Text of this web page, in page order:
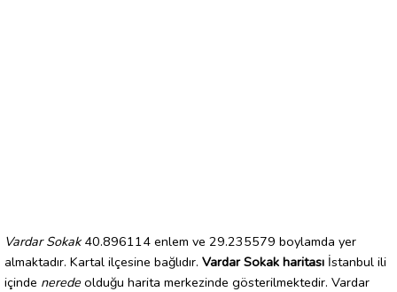
Vardar Sokak40.896114 enlem ve 29.235579 boylamda yer
almaktadır. Kartal ilçesine bağlıdır. Vardar Sokak haritası İstanbul ili
içinde nerede olduğu harita merkezinde gösterilmektedir. Vardar